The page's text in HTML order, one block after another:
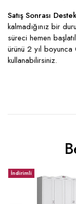
Satış Sonrası
kalmadığınız bir
süreci hemen
ürünü 2 yıl
kullanabilirsiniz.
İndirimli